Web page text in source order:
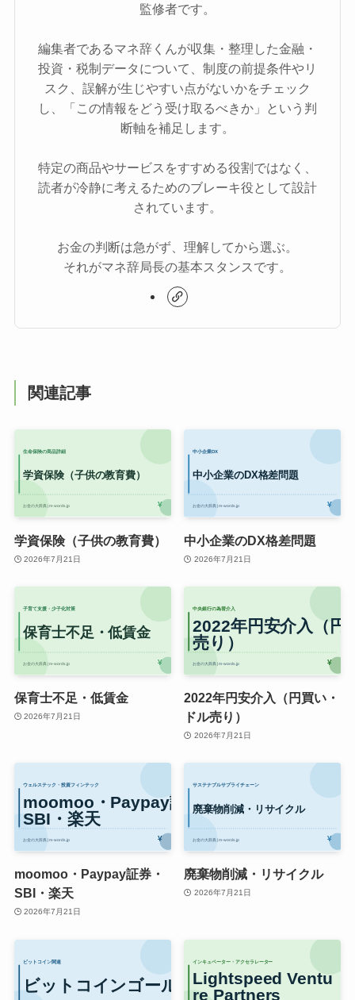
監修者です。
編集者であるマネ辞くんが収集・整理した金融・
投資・税制データについて、制度の前提条件やリ
スク、誤解が生じやすい点がないかをチェック
し、「この情報をどう受け取るべきか」という判
断軸を補足します。
特定の商品やサービスをすすめる役割ではなく、
読者が冷静に考えるためのブレーキ役として設計
されています。
お金の判断は急がず、理解してから選ぶ。
それがマネ辞局長の基本スタンスです。
関連記事
学資保険（子供の教育費）
2026年7月21日
中小企業のDX格差問題
2026年7月21日
保育士不足・低賃金
2026年7月21日
2022年円安介入（円買い・
ドル売り）
2026年7月21日
moomoo・Paypay証券・
SBI・楽天
2026年7月21日
廃棄物削減・リサイクル
2026年7月21日